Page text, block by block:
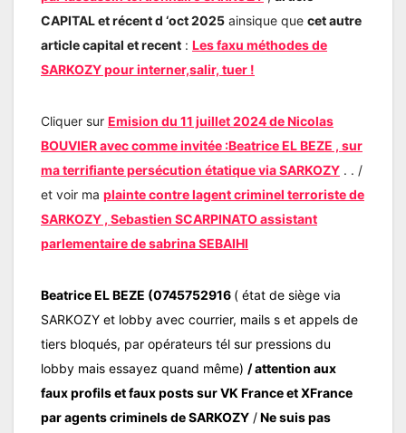
CAPITAL et récent d ‘oct 2025 ainsique que cet autre
article capital et recent : Les faxu méthodes de
SARKOZY pour interner,salir, tuer !
Cliquer sur Emision du 11 juillet 2024 de Nicolas
BOUVIER avec comme invitée :Beatrice EL BEZE , sur
ma terrifiante persécution étatique via SARKOZY . . /
et voir ma plainte contre lagent criminel terroriste de
SARKOZY , Sebastien SCARPINATO assistant
parlementaire de sabrina SEBAIHI
Beatrice EL BEZE (0745752916 ( état de siège via
SARKOZY et lobby avec courrier, mails s et appels de
tiers bloqués, par opérateurs tél sur pressions du
lobby mais essayez quand même) / attention aux
faux profils et faux posts sur VK France et XFrance
par agents criminels de SARKOZY /Ne suis pas